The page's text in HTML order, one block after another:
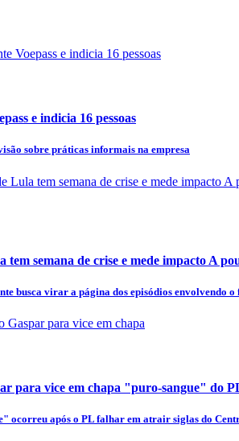
e indicia 16 pessoas
sobre práticas informais na empresa
semana de crise e mede impacto A
busca virar a página dos episódios envolvendo o
para vice em chapa "puro-sangue" do
ocorreu após o PL falhar em atrair siglas do